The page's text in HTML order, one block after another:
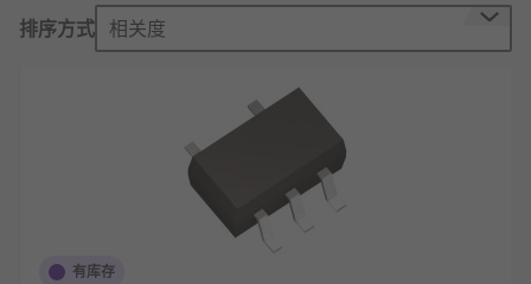
半导体中的电子。
它们由电源、电压输入端、栅极、漏极、电压
当低电压施加到电压输入时，PMOS开启而
NMOS保持关闭，允许电子流过栅极并导致电
压输出产生高逻辑。
由于向电压输入施加高电压，PMOS和NMOS
都被打开，从而阻止电子到达电压输出并导致
排序方式 相关度
有库存